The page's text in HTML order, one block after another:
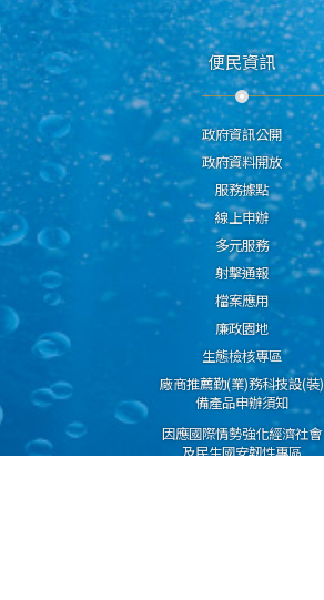
便民資訊
政府資訊公開
政府資料開放
服務據點
線上申辦
多元服務
射擊通報
檔案應用
廉政園地
生態檢核專區
廠商推薦勤(業)務科技設(裝)
備產品申辦須知
因應國際情勢強化經濟社會
及民生國安韌性專區